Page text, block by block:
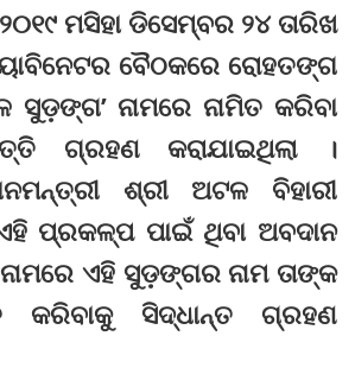
ମସିହା ଡିସେମ୍ବର ୨୪ ତାରିଖ
ବୈଠକରେ ରୋହତଙ୍ଗ
ନାମରେ ନାମିତ କରିବା
ଗ୍ରହଣ କରାଯାଇଥିଲା ।
ଶ୍ରୀ ଅଟଳ ବିହାରୀ
ପ୍ରକଳ୍ପ ପାଇଁ ଥିବା ଅବଦାନ
ଏହି ସୁଡ଼ଙ୍ଗର ନାମ ତାଙ୍କ
କରିବାକୁ ସିଦ୍ଧାନ୍ତ ଗ୍ରହଣ